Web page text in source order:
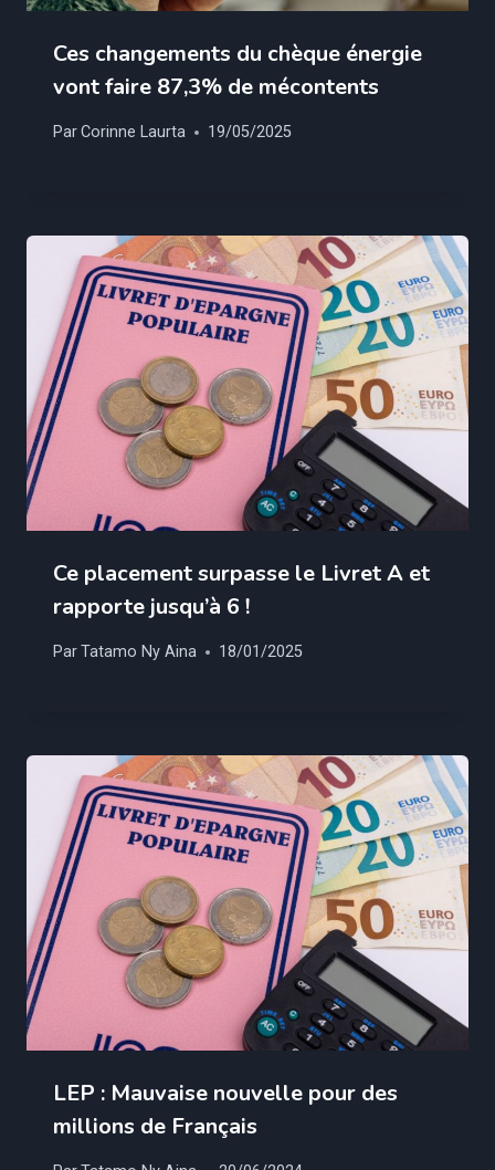
Ces changements du chèque énergie
vont faire 87,3% de mécontents
ParCorinne Laurta 19/05/2025
Ce placement surpasse le Livret A et
rapporte jusqu’à 6 !
ParTatamo Ny Aina 18/01/2025
LEP : Mauvaise nouvelle pour des
millions de Français